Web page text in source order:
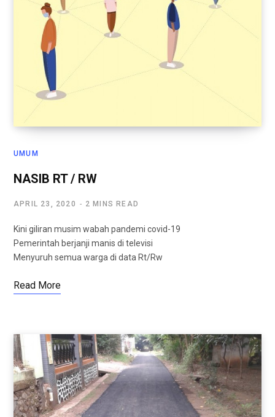
UMUM
NASIB RT / RW
APRIL 23, 2020 2 MINS READ
Kini giliran musim wabah pandemi covid-19
Pemerintah berjanji manis di televisi
Menyuruh semua warga di data Rt/Rw
Read More